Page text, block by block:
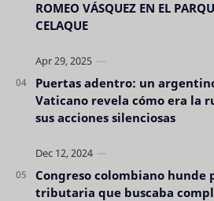
ROMEO VÁSQUEZ EN EL
CELAQUE
Puertas adentro: un
Vaticano revela cómo era la
sus acciones silenciosas
Congreso colombiano hunde
tributaria que buscaba